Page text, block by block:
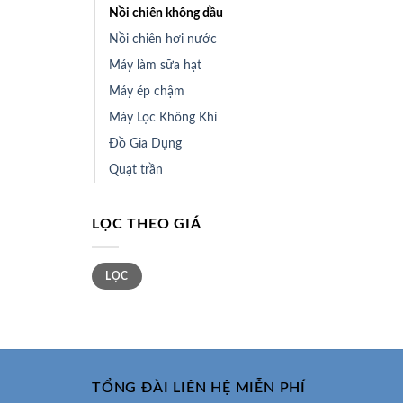
Nồi chiên không dầu
Nồi chiên hơi nước
Máy làm sữa hạt
Máy ép chậm
Máy Lọc Không Khí
Đồ Gia Dụng
Quạt trần
LỌC THEO GIÁ
Giá
tối
thiểu
Giá
tối
đa
LỌC
TỔNG ĐÀI LIÊN HỆ MIỄN PHÍ